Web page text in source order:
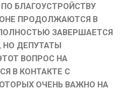
БЛАГОУСТРОЙСТВУ
ПРОДОЛЖАЮТСЯ В
ЗАВЕРШАЕТСЯ
НО ДЕПУТАТЫ
ВОПРОС НА
В КОНТАКТЕ С
ОЧЕНЬ ВАЖНО НА